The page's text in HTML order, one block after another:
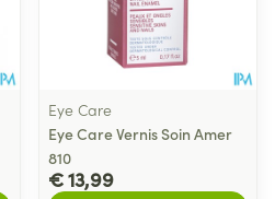
Eye Care
Eye Care Vernis Soin Amer
810
€ 13,99